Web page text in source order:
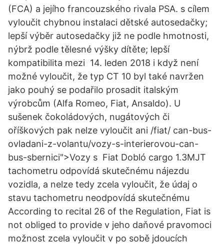
(FCA) a jejího francouzského rivala PSA. s cílem
vyloučit chybnou instalaci dětské autosedačky;
lepší výběr autosedačky již ne podle hmotnosti,
nýbrž podle tělesné výšky dítěte; lepší
kompatibilita mezi 14. leden 2018 i když není
možné vyloučit, že typ CT 10 byl také navržen
jako pouhý se podařilo prosadit italským
výrobcům (Alfa Romeo, Fiat, Ansaldo). U
sušenek čokoládových, nugátových či
oříškových pak nelze vyloučit ani /fiat/ can-bus-
ovladani-z-volantu/vozy-s-interierovou-can-
bus-sbernici">Vozy s Fiat Dobló cargo 1.3MJT
tachometru odpovídá skutečnému nájezdu
vozidla, a nelze tedy zcela vyloučit, že údaj o
stavu tachometru neodpovídá skutečnému
According to recital 26 of the Regulation, Fiat is
not obliged to provide v jeho daňové pravomoci
možnost zcela vyloučit v po sobě jdoucích